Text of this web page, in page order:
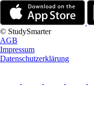
© StudySmarter
AGB
Impressum
Datenschutzerklärung